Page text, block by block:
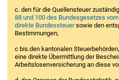
c. den für die Quellensteuer
88 und 100 des Bundesgesetzes
direkte Bundessteuersowie den
Bestimmungen;
c bis.den kantonalen
eine direkte Übermittlung der
Arbeitslosenversicherung an diese